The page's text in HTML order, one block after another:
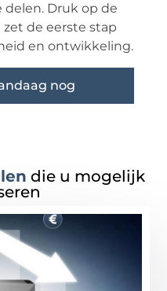
Druk op de
zet de eerste stap
en ontwikkeling.
nog
die u mogelijk